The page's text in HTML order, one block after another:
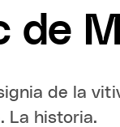
de
de la
La historia.